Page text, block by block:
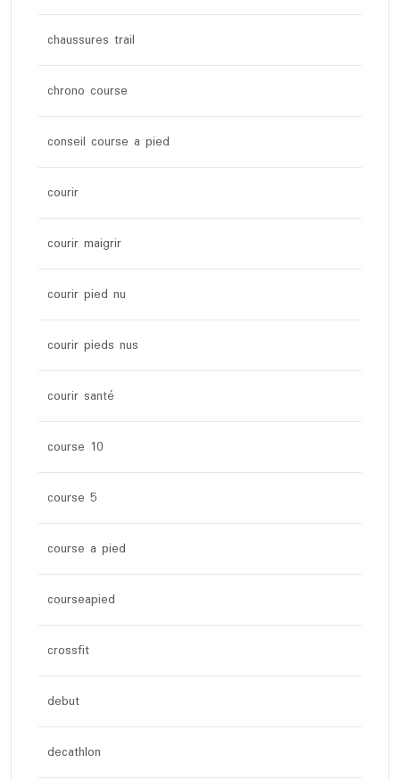
chaussures trail
chrono course
conseil course a pied
courir
courir maigrir
courir pied nu
courir pieds nus
courir santé
course 10
course 5
course a pied
courseapied
crossfit
debut
decathlon